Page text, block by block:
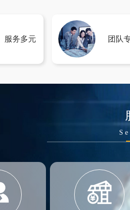
中标金额近两千亿元。👉👉👉
服务多元 团队